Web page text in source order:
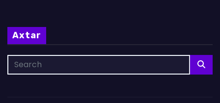
Axtar